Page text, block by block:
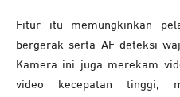
Fitur itu memungkinkan
bergerak serta AF deteksi
Kamera ini juga merekam
video kecepatan tinggi,